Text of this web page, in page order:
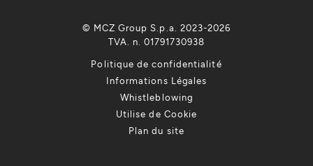
Politique de confidentialité
Informations Légales
Whistleblowing
Utilise de Cookie
Plan du site
© MCZ Group S.p.a. 2023-2026
TVA. n. 01791730938